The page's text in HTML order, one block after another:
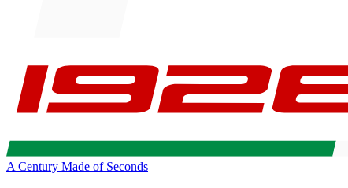
A Century Made of Seconds